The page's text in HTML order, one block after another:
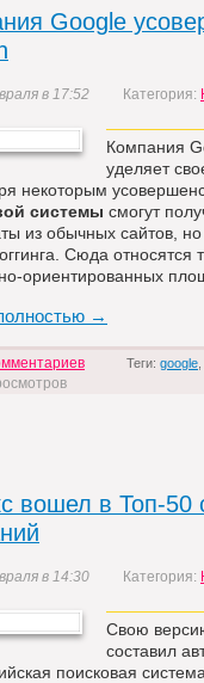
Google
в 17:52 Категория:
Компания
уделяет
некоторым
системы смогут
из обычных сайтов,
Сюда
ориентированных
→
Теги: google
вошел в Топ-50
в 14:30 Категория:
Свою
составил
поисковая система